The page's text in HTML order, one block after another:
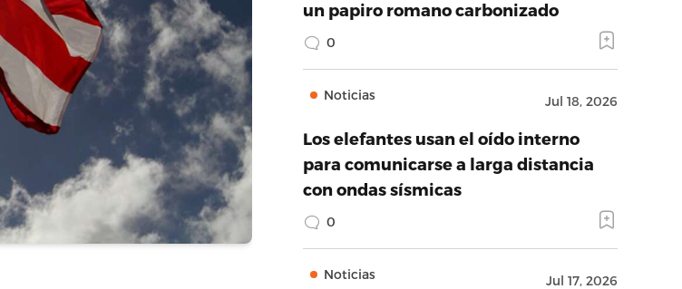
un papiro romano carbonizado
0
Noticias Jul 18, 2026
Los elefantes usan el oído interno
para comunicarse a larga distancia
con ondas sísmicas
0
Noticias Jul 17, 2026